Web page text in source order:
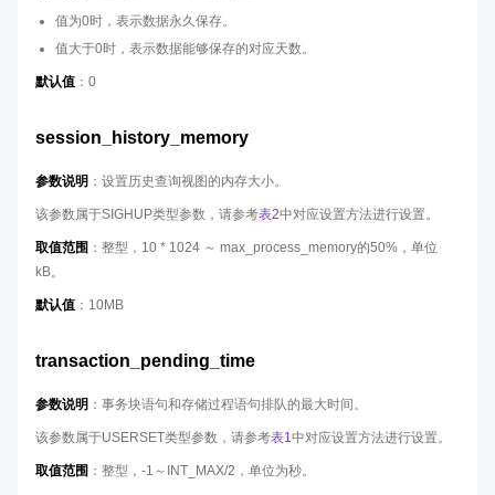
值为0时，表示数据永久保存。
值大于0时，表示数据能够保存的对应天数。
默认值 ：0
session_history_memory
参数说明 ：设置历史查询视图的内存大小。
该参数属于SIGHUP类型参数，请参考表2中对应设置方法进行设置。
取值范围 ：整型，10 * 1024 ～ max_process_memory的50%，单位
kB。
默认值 ：10MB
transaction_pending_time
参数说明 ：事务块语句和存储过程语句排队的最大时间。
该参数属于USERSET类型参数，请参考表1中对应设置方法进行设置。
取值范围 ：整型，-1～INT_MAX/2，单位为秒。